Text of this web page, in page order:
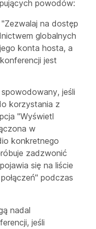
powodów:
na dostęp
globalnych
konta hosta, a
jest
jeśli
korzystania z
"Wyświetl
w
konkretnego
zadzwonić
się na liście
podczas
nadal
jeśli